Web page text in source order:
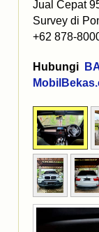
Jual Cepat
Survey di
+62 878-
Hubungi